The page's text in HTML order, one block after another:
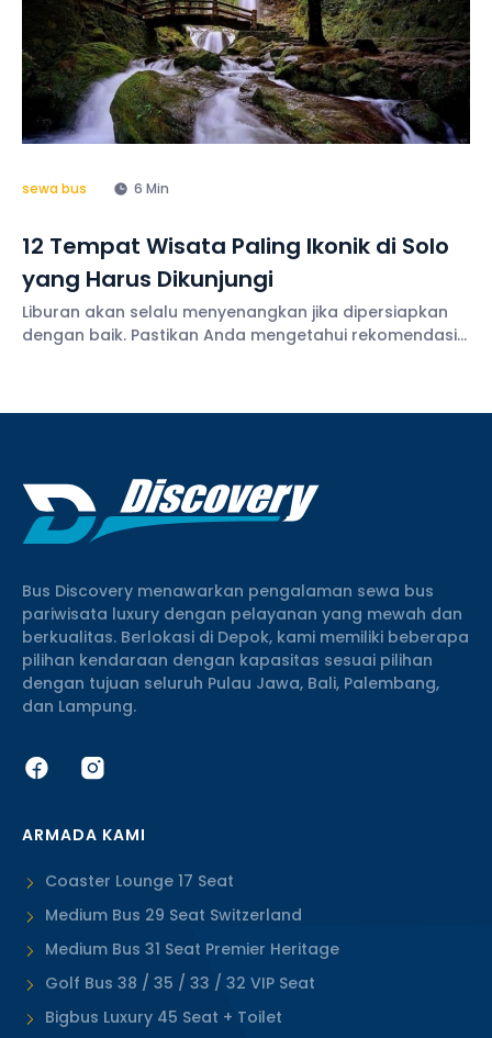
sewa bus 6 Min
12 Tempat Wisata Paling Ikonik di Solo
yang Harus Dikunjungi
Liburan akan selalu menyenangkan jika dipersiapkan
dengan baik. Pastikan Anda mengetahui rekomendasi
Bus Discovery menawarkan pengalaman sewa bus
pariwisata luxury dengan pelayanan yang mewah dan
berkualitas. Berlokasi di Depok, kami memiliki beberapa
pilihan kendaraan dengan kapasitas sesuai pilihan
dengan tujuan seluruh Pulau Jawa, Bali, Palembang,
dan Lampung.
ARMADA KAMI
Coaster Lounge 17 Seat
Medium Bus 29 Seat Switzerland
Medium Bus 31 Seat Premier Heritage
Golf Bus 38 / 35 / 33 / 32 VIP Seat
Bigbus Luxury 45 Seat + Toilet